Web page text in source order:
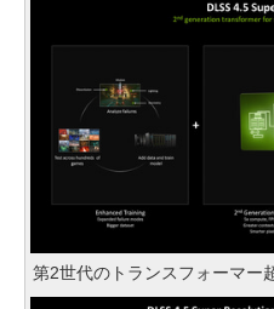
第2世代のトランスフォーマー